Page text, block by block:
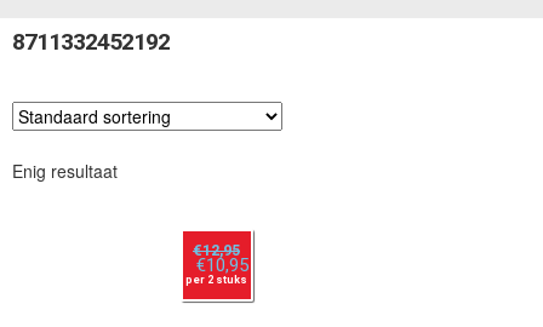
8711332452192
Enig resultaat
€12,95
€10,95
per 2 stuks